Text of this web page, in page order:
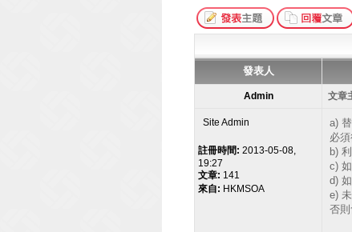
發表人
Admin 文章
Site Admin
註冊時間: 2013-05-08,
19:27
文章: 141
來自: HKMSOA
a)
必
b)
c)
d)
e)
否則